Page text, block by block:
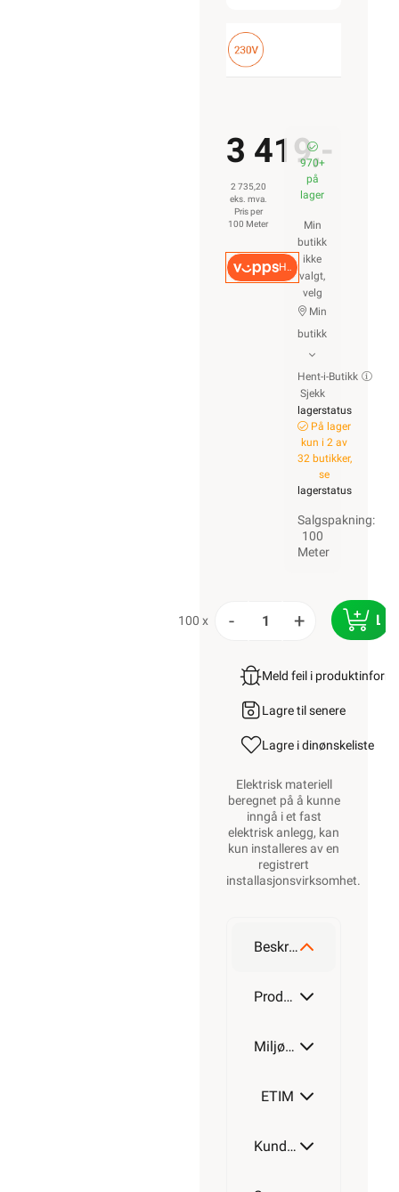
3 419,-
2 735,20
eks. mva.
Pris per
100 Meter
Hurtigkasse
970+
på
lager
Min
butikk
ikke
valgt,
velg
Min
butikk
Hent-i-Butikk
Sjekk
lagerstatus
På lager
kun i 2 av
32 butikker,
se
lagerstatus
Salgspakning:
100
Meter
100 x - +
Meld feil i
Lagre til senere
Lagre i dinønskeliste
Elektrisk materiell
beregnet på å kunne
inngå i et fast
elektrisk anlegg, kan
kun installeres av en
registrert
installasjonsvirksomhet.
Beskrivelse
Produktdetaljer
Miljøparametere
ETIM
Kundeomtale